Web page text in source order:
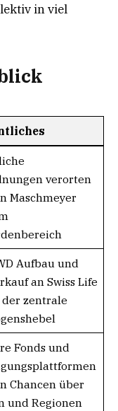
in viel
verorten
Maschmeyer
Aufbau und
an Swiss Life
zentrale
Fonds und
Chancen über
und Regionen